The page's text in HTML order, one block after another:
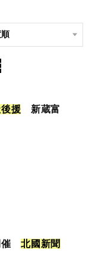
後援 新蔵富
催北國 新聞